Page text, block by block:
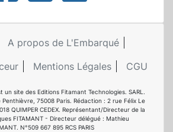
A propos de L'Embarqué
Mentions Légales CGU
un site des Editions Fitamant Technologies. SARL.
Penthièvre, 75008 Paris. Rédaction : 2 rue Félix Le
QUIMPER CEDEX. Représentant/Directeur de la
FITAMANT - Directeur délégué : Mathieu
N°509 667 895 RCS PARIS